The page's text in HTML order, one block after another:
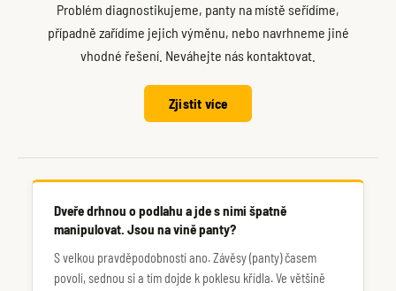
Problém diagnostikujeme, panty na místě seřídíme,
případně zařídíme jejich výměnu, nebo navrhneme jiné
vhodné řešení. Neváhejte nás kontaktovat.
Zjistit více
Dveře drhnou o podlahu a jde s nimi špatně
manipulovat. Jsou na vině panty?
S velkou pravděpodobností ano. Závěsy (panty) časem
povolí, sednou si a tím dojde k poklesu křídla. Ve většině